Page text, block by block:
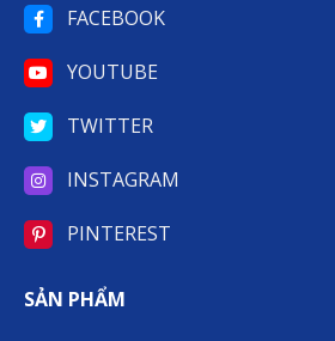
FACEBOOK
YOUTUBE
TWITTER
INSTAGRAM
PINTEREST
SẢN PHẨM